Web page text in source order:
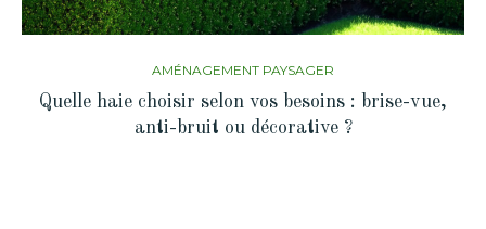
AMÉNAGEMENT PAYSAGER
Quelle haie choisir selon vos besoins : brise-vue,
anti-bruit ou décorative ?